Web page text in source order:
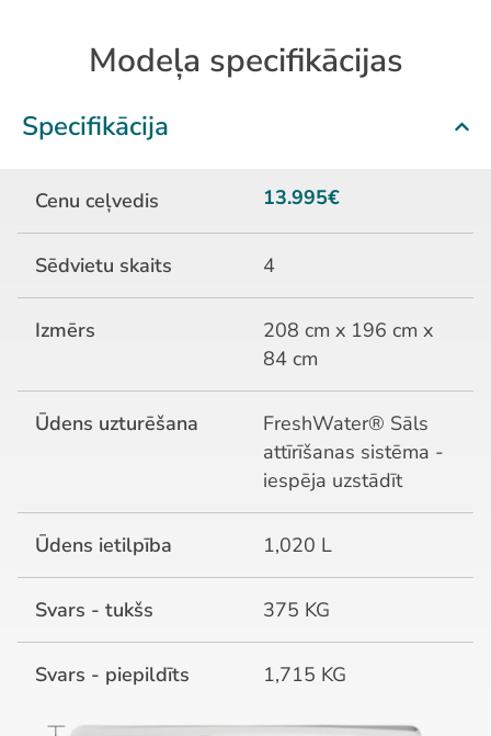
Modeļa specifikācijas
Specifikācija
Cenu ceļvedis 13.995€
Sēdvietu skaits 4
Izmērs
208 cm x 196 cm x
84 cm
Ūdens uzturēšana
FreshWater® Sāls
attīrīšanas sistēma -
iespēja uzstādīt
Ūdens ietilpība 1,020 L
Svars - tukšs 375 KG
Svars - piepildīts 1,715 KG